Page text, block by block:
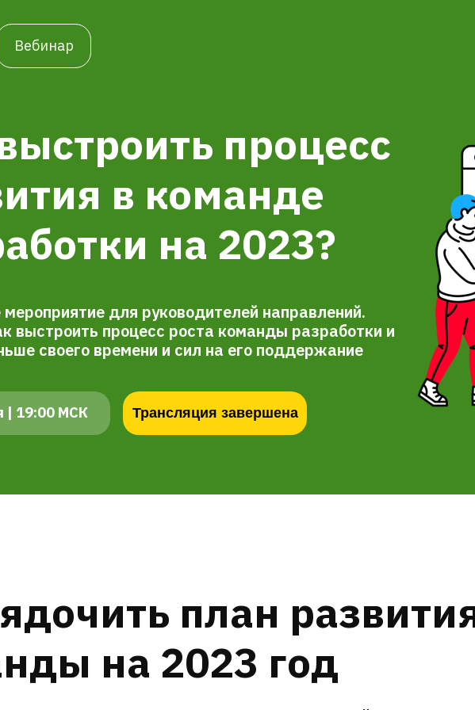
| 19:00 МСК
процесс
в команде
на 2023?
для руководителей направлений.
выстроить процесс роста команды разработки и
своего времени и сил на его поддержание
Вебинар
Трансляция завершена
план
на 2023 год